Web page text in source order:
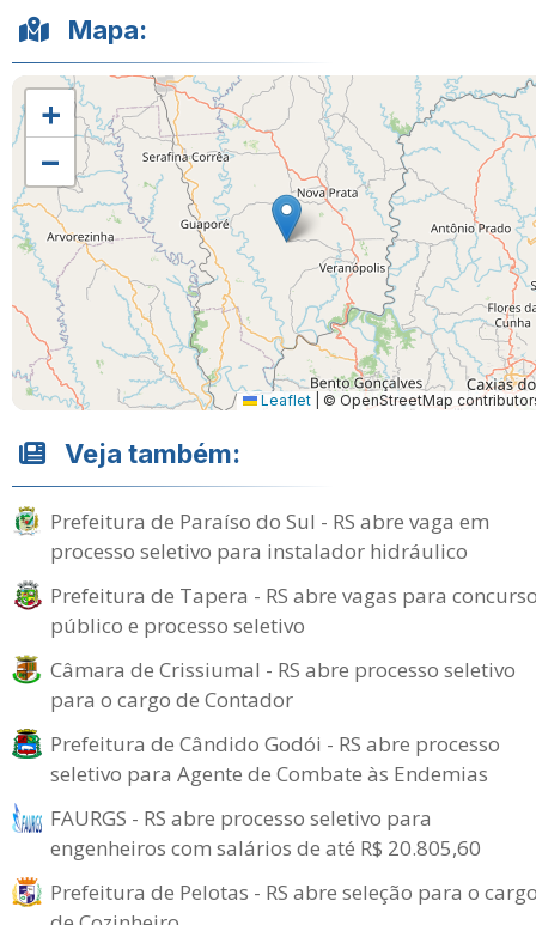
Mapa:
+
−
Leaflet © OpenStreetMap
Veja também:
Prefeitura de Paraíso do Sul - RS abre vaga em
processo seletivo para instalador hidráulico
Prefeitura de Tapera - RS abre vagas para
público e processo seletivo
Câmara de Crissiumal - RS abre processo seletivo
para o cargo de Contador
Prefeitura de Cândido Godói - RS abre processo
seletivo para Agente de Combate às Endemias
FAURGS - RS abre processo seletivo para
engenheiros com salários de até R$ 20.805,60
Prefeitura de Pelotas - RS abre seleção para o